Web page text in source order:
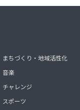
まちづくり・地域活性化
音楽
チャレンジ
スポーツ